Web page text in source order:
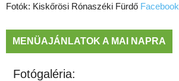
Fotók: Kiskőrösi Rónaszéki Fürdő Facebook
MENÜAJÁNLATOK A MAI NAPRA
Fotógaléria: